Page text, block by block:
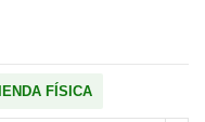
FÍSICA